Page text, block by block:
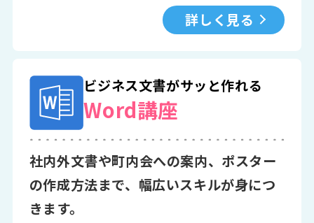
詳しく見る
ビジネス文書がサッと作れる
Word講座
社内外文書や町内会への案内、ポスター
の作成方法まで、幅広いスキルが身につ
きます。